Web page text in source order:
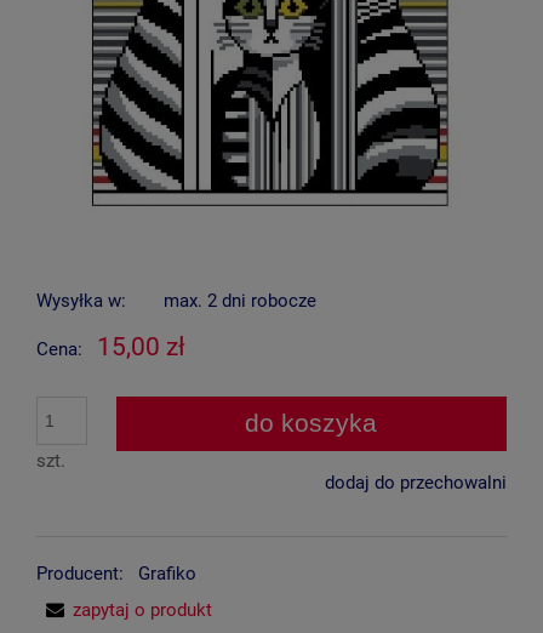
Wysyłka w: max. 2 dni robocze
Cena: 15,00 zł
szt.
do koszyka
dodaj do przechowalni
Producent:
Grafiko
zapytaj o produkt